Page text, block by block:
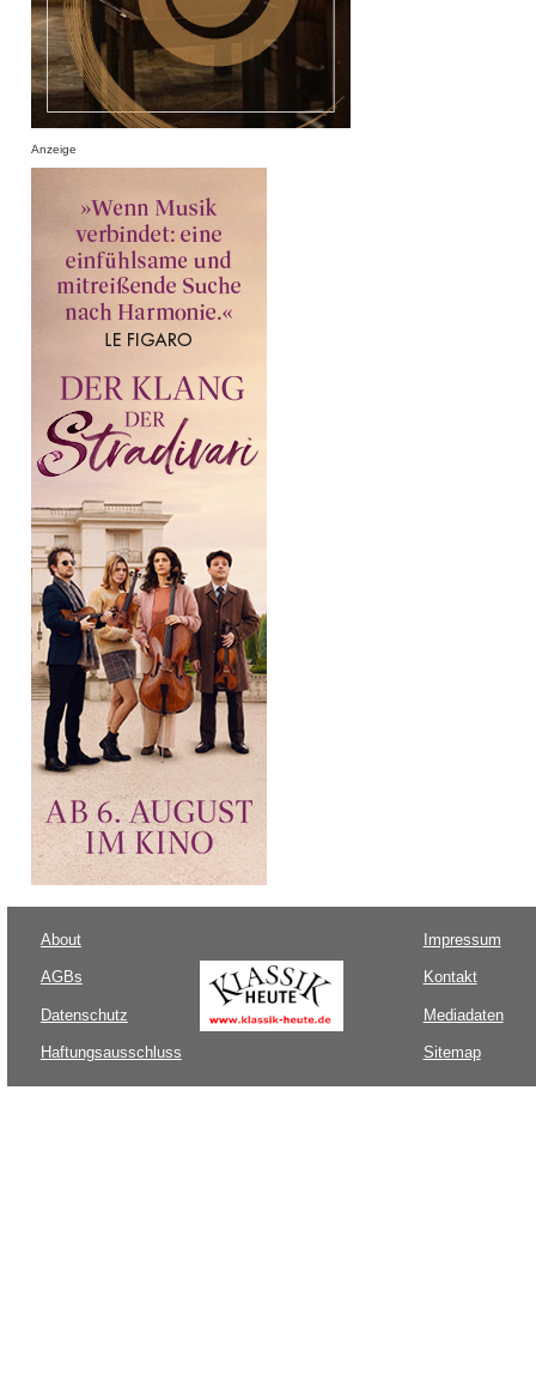
Anzeige
About
AGBs
Datenschutz
Haftungsausschluss
Impressum
Kontakt
Mediadaten
Sitemap